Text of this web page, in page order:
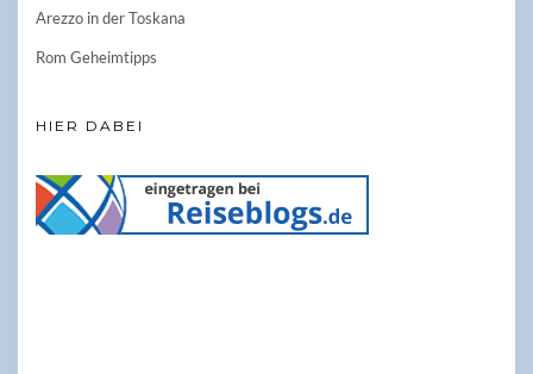
Arezzo in der Toskana
Rom Geheimtipps
HIER DABEI